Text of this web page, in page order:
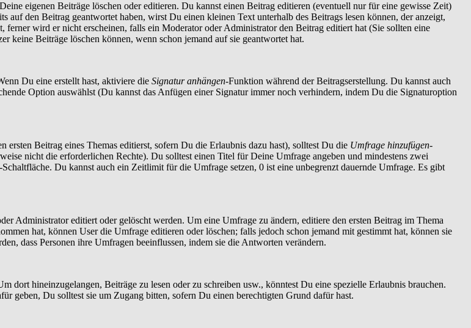
eigenen Beiträge löschen oder editieren. Du kannst einen Beitrag editieren (eventuell nur für eine gewisse Zeit)
auf den Beitrag geantwortet haben, wirst Du einen kleinen Text unterhalb des Beitrags lesen können, der anzeigt,
wird er nicht erscheinen, falls ein Moderator oder Administrator den Beitrag editiert hat (Sie sollten eine
keine Beiträge löschen können, wenn schon jemand auf sie geantwortet hat.
Du eine erstellt hast, aktiviere die Signatur anhängen-Funktion während der Beitragserstellung. Du kannst auch
Option auswählst (Du kannst das Anfügen einer Signatur immer noch verhindern, indem Du die Signaturoption
Beitrag eines Themas editierst, sofern Du die Erlaubnis dazu hast), solltest Du die Umfrage hinzufügen-
nicht die erforderlichen Rechte). Du solltest einen Titel für Deine Umfrage angeben und mindestens zwei
-Schaltfläche. Du kannst auch ein Zeitlimit für die Umfrage setzen, 0 ist eine unbegrenzt dauernde Umfrage. Es gibt
Administrator editiert oder gelöscht werden. Um eine Umfrage zu ändern, editiere den ersten Beitrag im Thema
hat, können User die Umfrage editieren oder löschen; falls jedoch schon jemand mit gestimmt hat, können sie
dass Personen ihre Umfragen beeinflussen, indem sie die Antworten verändern.
dort hineinzugelangen, Beiträge zu lesen oder zu schreiben usw., könntest Du eine spezielle Erlaubnis brauchen.
geben, Du solltest sie um Zugang bitten, sofern Du einen berechtigten Grund dafür hast.